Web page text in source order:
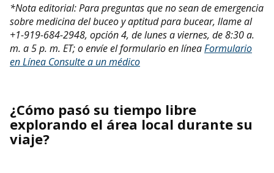
*Nota editorial: Para preguntas que no sean de emergencia
sobre medicina del buceo y aptitud para bucear, llame al
+1-919-684-2948, opción 4, de lunes a viernes, de 8:30 a.
m. a 5 p. m. ET; o envíe el formulario en líneaFormulario
en Línea Consulte a un médico
¿Cómo pasó su tiempo libre
explorando el área local durante su
viaje?